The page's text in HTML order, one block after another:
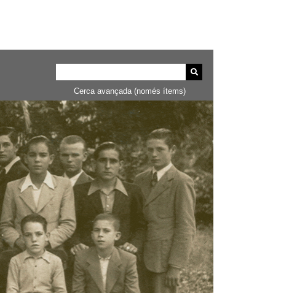
Cerca avançada (només ítems)